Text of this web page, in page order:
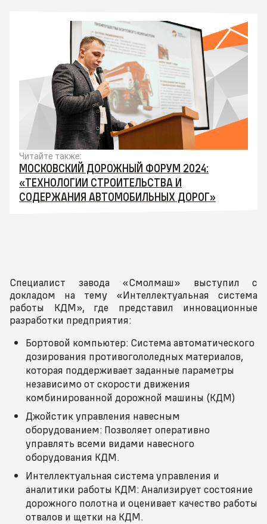
Читайте также:
МОСКОВСКИЙ ДОРОЖНЫЙ ФОРУМ 2024:
«ТЕХНОЛОГИИ СТРОИТЕЛЬСТВА И
СОДЕРЖАНИЯ АВТОМОБИЛЬНЫХ ДОРОГ»
Специалист завода «Смолмаш» выступил с
докладом на тему «Интеллектуальная система
работы КДМ», где представил инновационные
разработки предприятия:
Бортовой компьютер: Система автоматического
дозирования противогололедных материалов,
которая поддерживает заданные параметры
независимо от скорости движения
комбинированной дорожной машины (КДМ)
Джойстик управления навесным
оборудованием: Позволяет оперативно
управлять всеми видами навесного
оборудования КДМ.
Интеллектуальная система управления и
аналитики работы КДМ: Анализирует состояние
дорожного полотна и оценивает качество работы
отвалов и щетки на КДМ.